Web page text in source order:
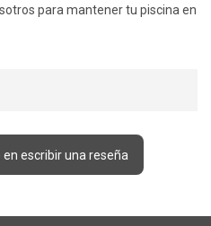
para mantener tu piscina en
escribir una reseña